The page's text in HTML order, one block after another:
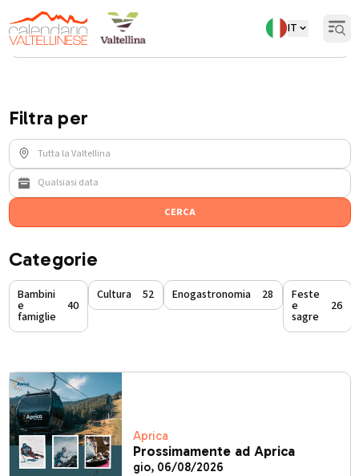
IT
Torna indietro eventi-prossimamente-a
Filtra per
CERCA
Categorie
Bambini
e
famiglie
40
Cultura 52 Enogastronomia 28 Feste
e
sagre
26
Aprica
Prossimamente ad Aprica
gio, 06/08/2026